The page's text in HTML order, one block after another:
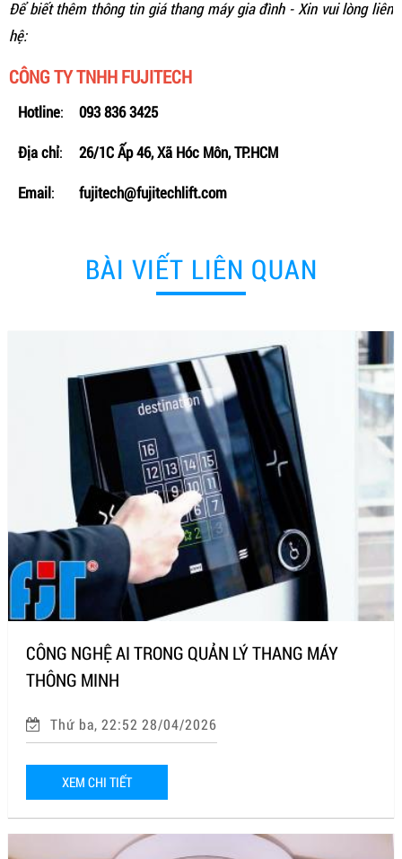
Để biết thêm thông tin giá thang máy gia đình - Xin vui lòng liên
hệ:
CÔNG TY TNHH FUJITECH
Hotline:
093 836 3425
Địa chỉ:
26/1C Ấp 46, Xã Hóc Môn, TP.HCM
Email: fujitech@fujitechlift.com
BÀI VIẾT LIÊN QUAN
CÔNG NGHỆ AI TRONG QUẢN LÝ THANG MÁY
THÔNG MINH
Thứ ba, 22:52 28/04/2026
XEM CHI TIẾT